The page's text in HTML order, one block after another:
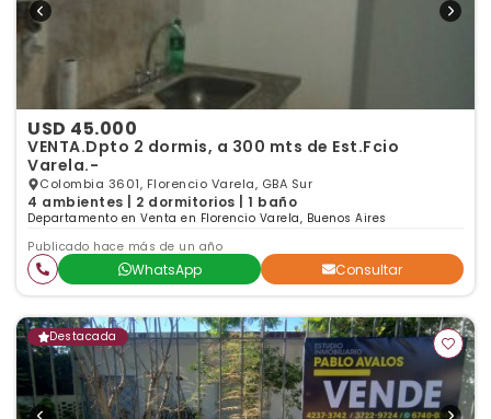
USD 45.000
VENTA.Dpto 2 dormis, a 300 mts de Est.Fcio
Varela.-
Colombia 3601, Florencio Varela, GBA Sur
4 ambientes | 2 dormitorios | 1 baño
Departamento en Venta en Florencio Varela, Buenos Aires
Publicado hace más de un año
WhatsApp Consultar
Destacada